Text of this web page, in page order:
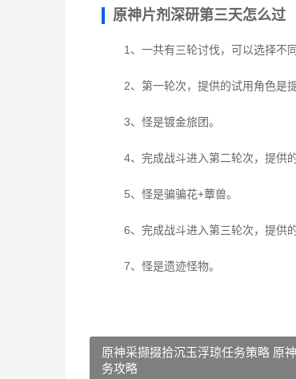
原神片剂深研第三天怎么过
1、一共有三轮讨伐，可以选择不
2、第一轮次，提供的试用角色是
3、怪是镀金旅团。
4、完成战斗进入第二轮次，提供
5、怪是骗骗花+蕈兽。
6、完成战斗进入第三轮次，提供
7、怪是遗迹怪物。
原神采撷掇拾沉玉浮琼任务策略 原
务攻略